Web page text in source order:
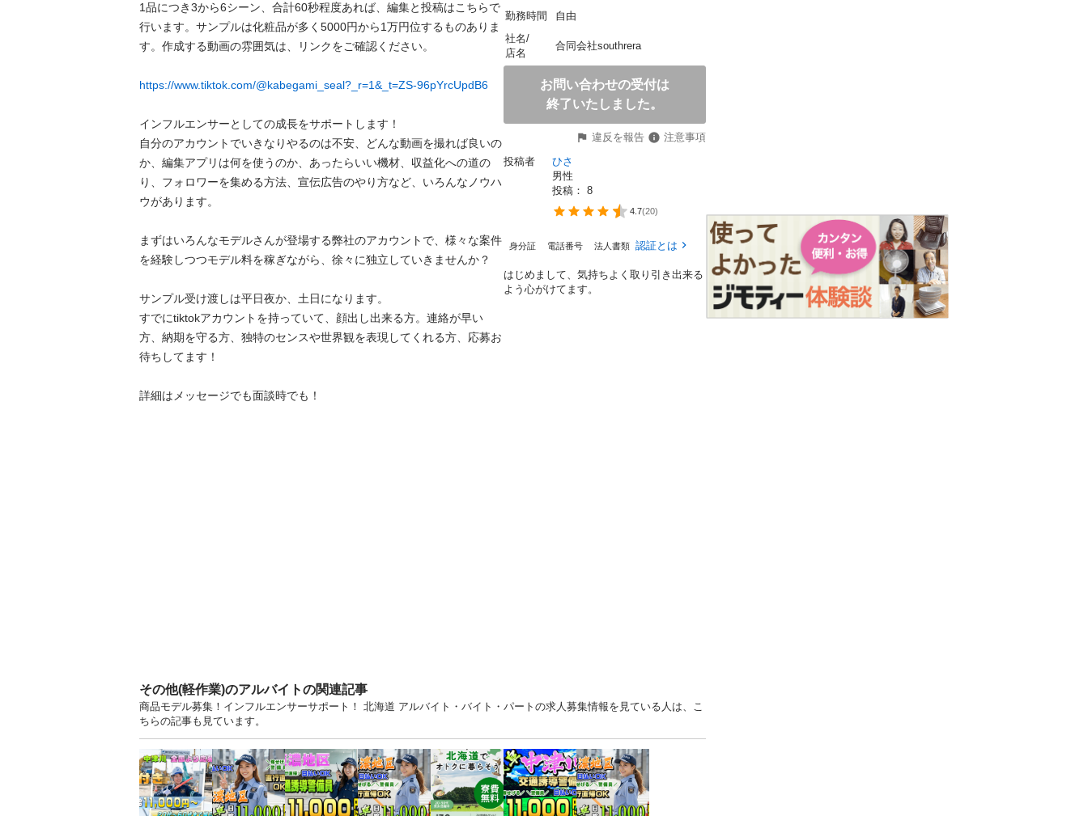
1品につき3から6シーン、合計60秒程度あれば、編集と投稿はこちらで
行います。サンプルは化粧品が多く5000円から1万円位するものありま
す。作成する動画の雰囲気は、リンクをご確認ください。
https://www.tiktok.com/@kabegami_seal?_r=1&_t=ZS-96pYrcUpdB6
インフルエンサーとしての成長をサポートします！
自分のアカウントでいきなりやるのは不安、どんな動画を撮れば良いの
か、編集アプリは何を使うのか、あったらいい機材、収益化への道の
り、フォロワーを集める方法、宣伝広告のやり方など、いろんなノウハ
ウがあります。
まずはいろんなモデルさんが登場する弊社のアカウントで、様々な案件
を経験しつつモデル料を稼ぎながら、徐々に独立していきませんか？
サンプル受け渡しは平日夜か、土日になります。
すでにtiktokアカウントを持っていて、顔出し出来る方。連絡が早い
方、納期を守る方、独特のセンスや世界観を表現してくれる方、応募お
待ちしてます！
詳細はメッセージでも面談時でも！
勤務時間
自由
社名/
店名
合同会社southrera
お問い合わせの受付は
終了いたしました。
違反を報告
注意事項
投稿者
ひさ
男性
投稿： 8
4.7(20)
身分証 電話番号 法人書類 認証とは
はじめまして、気持ちよく取り引き出来る
よう心がけてます。
その他(軽作業)のアルバイトの関連記事
商品モデル募集！インフルエンサーサポート！ 北海道 アルバイト・バイト・パートの求人募集情報を見ている人は、こ
ちらの記事も見ています。